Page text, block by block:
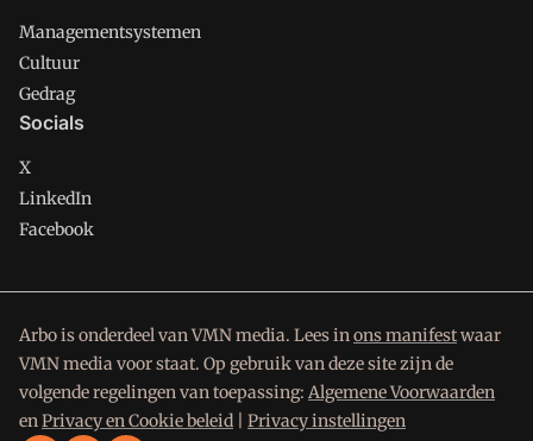
Managementsystemen
Cultuur
Gedrag
Socials
X
LinkedIn
Facebook
Arbo is onderdeel van VMN media. Lees inons manifestwaar
VMN media voor staat. Op gebruik van deze site zijn de
volgende regelingen van toepassing: Algemene Voorwaarden
enPrivacy en Cookie beleid Privacy instellingen